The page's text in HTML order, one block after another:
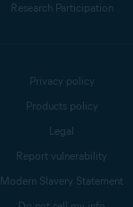
Research Participation
Privacy policy
Products policy
Legal
Report vulnerability
Modern Slavery Statement